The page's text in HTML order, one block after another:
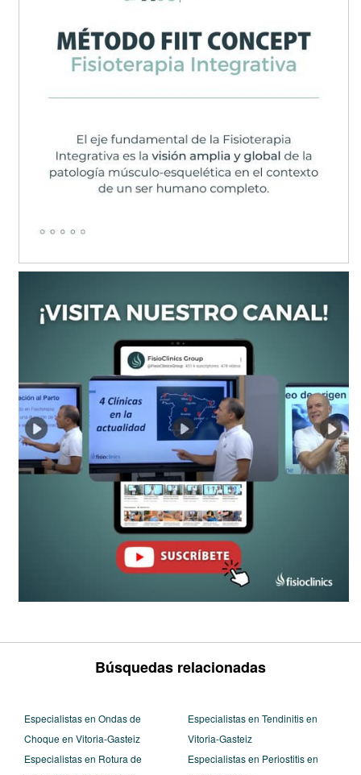
Búsquedas relacionadas
Especialistas en Ondas de
Choque en Vitoria-Gasteiz
Especialistas en Rotura de
Especialistas en Tendinitis en
Vitoria-Gasteiz
Especialistas en Periostitis en